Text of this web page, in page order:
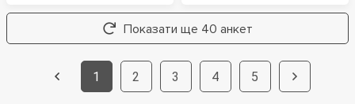
Показати ще 40 анкет
1 2 3 4 5